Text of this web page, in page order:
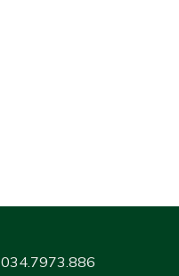
034.7973.886